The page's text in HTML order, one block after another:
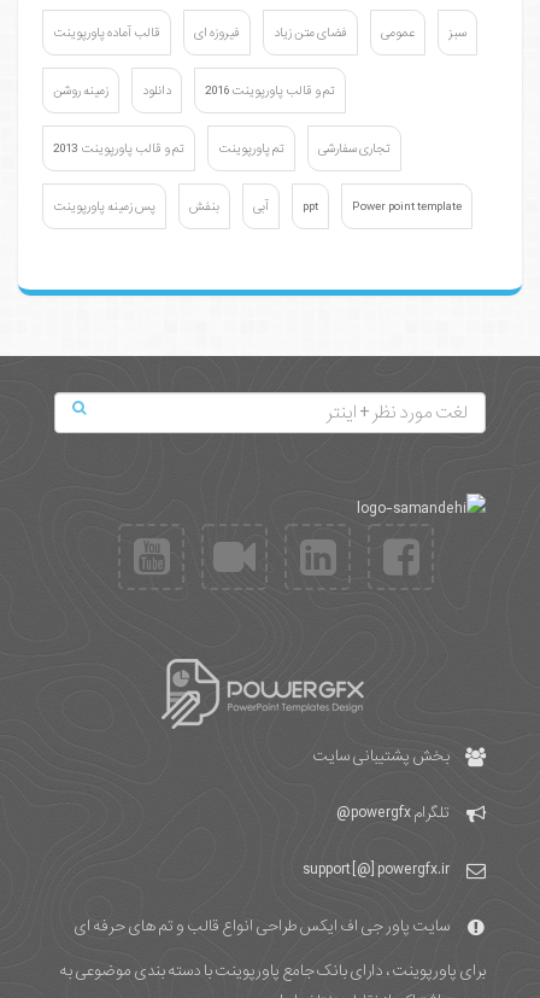
قالب آماده پاورپوینت فیروزه ای فضای متن زیاد عمومی سبز
زمینه روشن دانلود تم و قالب پاورپوینت 2016
تم و قالب پاورپوینت 2013 تم پاورپوینت تجاری سفارشی
پس زمینه پاورپوینت بنفش آبی ppt Power point template
بخش پشتیبانی سایت
تلگرامpowergfx@
سایت پاور جی اف ایکس طراحی انواع قالب و تم های حرفه ای
برای پاورپوینت ، دارای بانک جامع پاورپوینت با دسته بندی موضوعی به